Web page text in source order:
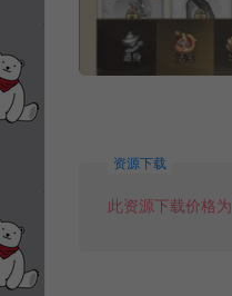
资源下载
此资源下载价格为